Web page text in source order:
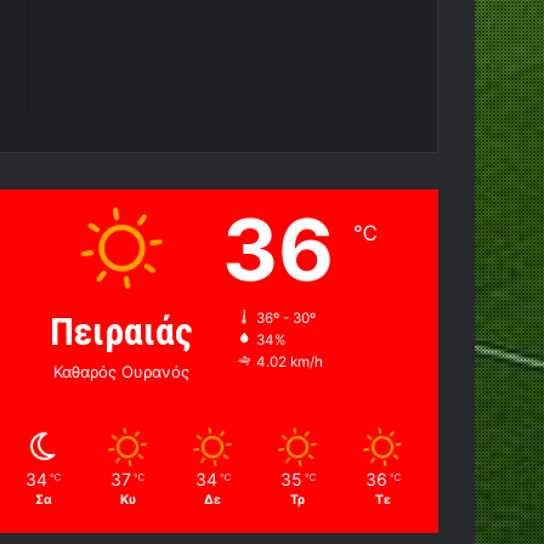
Πειραιάς
Καθαρός Ουρανός
36 ℃
36º - 30º
34%
4.02 km/h
34 ℃
Σα
37 ℃
Κυ
34 ℃
Δε
35 ℃
Τρ
36 ℃
Τε